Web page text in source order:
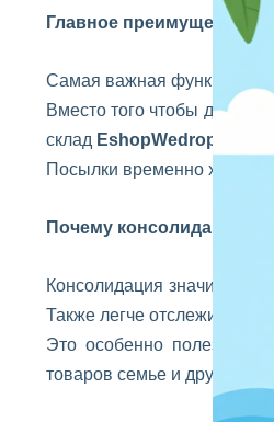
Главное преимущество:
Самая важная функция
Вместо того чтобы делать
склад EshopWedrop
и
Посылки временно
Почему консолидация
Консолидация
Также легче отслеживать
Это особенно полезно
товаров семье и друзьям.